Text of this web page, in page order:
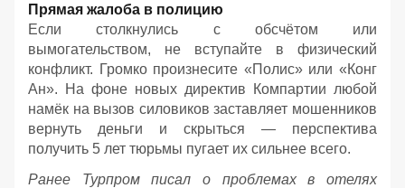
Прямая жалоба в полицию
Если столкнулись с обсчётом или
вымогательством, не вступайте в физический
конфликт. Громко произнесите «Полис» или «Конг
Ан». На фоне новых директив Компартии любой
намёк на вызов силовиков заставляет мошенников
вернуть деньги и скрыться — перспектива
получить 5 лет тюрьмы пугает их сильнее всего.
Ранее Турпром писал о проблемах в отелях